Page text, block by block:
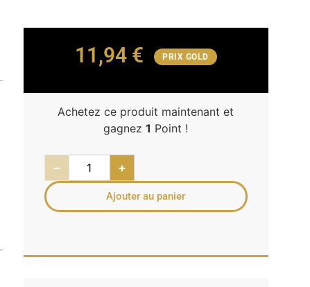
11,94 € PRIX GOLD
Achetez ce produit maintenant et
gagnez1 Point !
− +
Ajouter au panier